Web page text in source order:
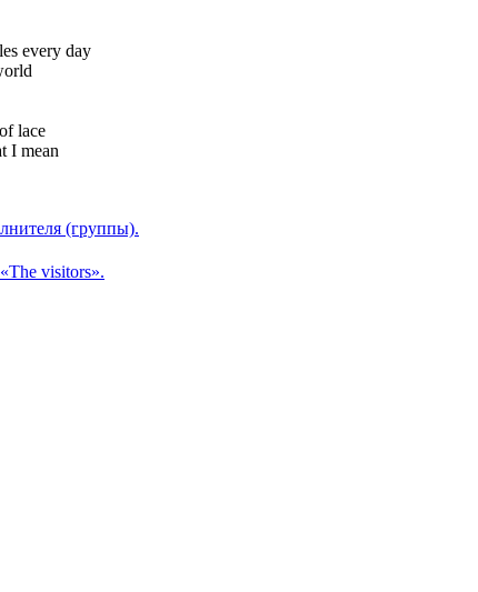
every day
lace
I mean
(группы).
visitors».